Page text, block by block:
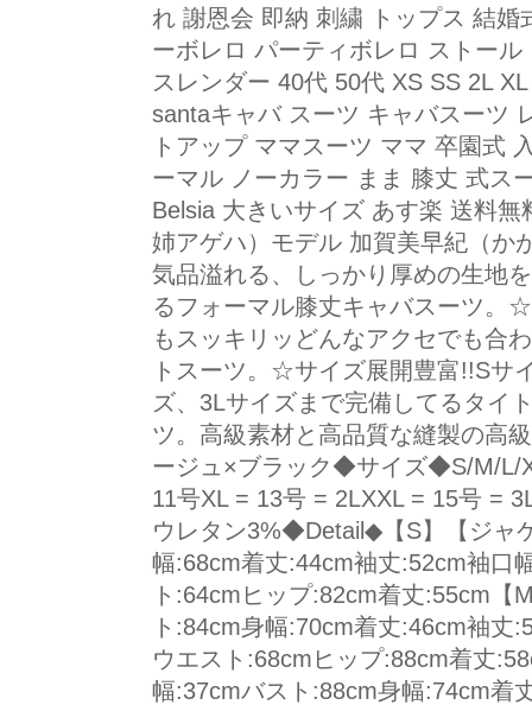
れ 謝恩会 即納 刺繍 トップス 結
ーボレロ パーティボレロ ストー
スレンダー 40代 50代 XS SS 2L
santaキャバ スーツ キャバスーツ
トアップ ママスーツ ママ 卒園式
ーマル ノーカラー まま 膝丈 式ス
Belsia 大きいサイズ あす楽 送料
姉アゲハ）モデル 加賀美早紀（
気品溢れる、しっかり厚めの生地
るフォーマル膝丈キャバスーツ。
もスッキリッどんなアクセでも合
トスーツ。☆サイズ展開豊富!!Sサ
ズ、3Lサイズまで完備してるタイ
ツ。高級素材と高品質な縫製の
ージュ×ブラック◆サイズ◆S/M/L/
11号XL = 13号 = 2LXXL = 15号 =
ウレタン3%◆Detail◆【S】【ジャ
幅:68cm着丈:44cm袖丈:52cm袖口
ト:64cmヒップ:82cm着丈:55cm【
ト:84cm身幅:70cm着丈:46cm袖丈
ウエスト:68cmヒップ:88cm着丈
幅:37cmバスト:88cm身幅:74cm着